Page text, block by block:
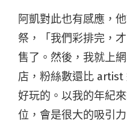
阿凱對此也有感應，
祭，「我們彩排完，
售了。然後，我就上
店，粉絲數還比 artist
好玩的。以我的年紀
位，會是很大的吸引力